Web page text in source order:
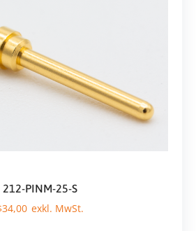
212-PINM-25-S
34,00